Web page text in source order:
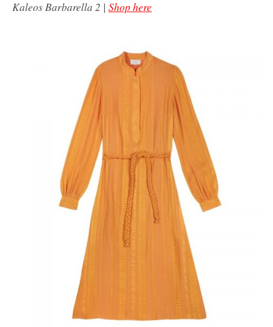
Kaleos Barbarella 2 | Shop here